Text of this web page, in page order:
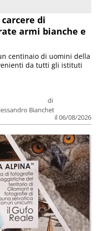
di
armi bianche e
di
Bianchet
il 06/08/2026
centinaio di uomini della
da tutti gli istituti